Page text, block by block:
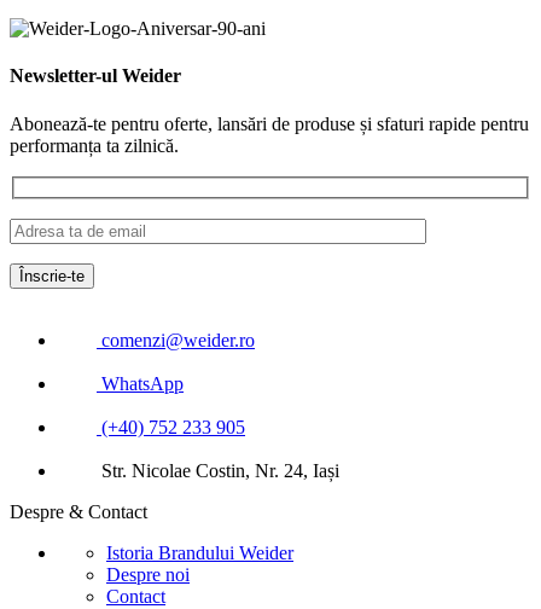
Newsletter-ul Weider
Abonează-te pentru oferte, lansări de produse și sfaturi rapide pentru
performanța ta zilnică.
comenzi@weider.ro
WhatsApp
(+40) 752 233 905
Str. Nicolae Costin, Nr. 24, Iași
Despre & Contact
Istoria Brandului Weider
Despre noi
Contact